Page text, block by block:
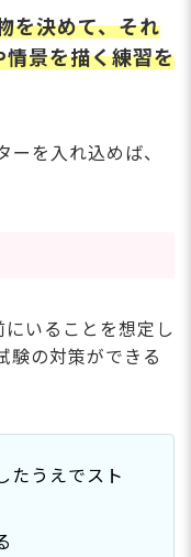
を決めて、それ
情景を描く練習を
ーを入れ込めば、
いることを想定し
験の対策ができる
たうえでスト